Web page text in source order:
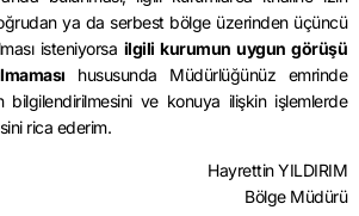
ya da serbest bölge üzerinden üçüncü
isteniyorsa ilgili kurumun uygun görüşü
hususunda Müdürlüğünüz emrinde
bilgilendirilmesini ve konuya ilişkin işlemlerde
rica ederim.
Hayrettin YILDIRIM
Bölge Müdürü